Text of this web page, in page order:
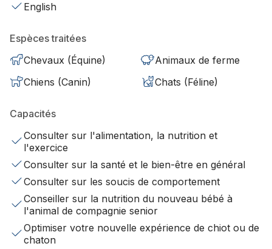
English
Espèces traitées
Chevaux (Équine)
Animaux de ferme
Chiens (Canin)
Chats (Féline)
Capacités
Consulter sur l'alimentation, la nutrition et
l'exercice
Consulter sur la santé et le bien-être en général
Consulter sur les soucis de comportement
Conseiller sur la nutrition du nouveau bébé à
l'animal de compagnie senior
Optimiser votre nouvelle expérience de chiot ou de
chaton